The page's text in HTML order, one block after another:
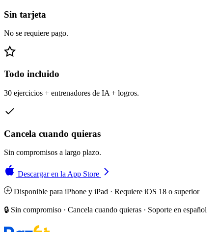
Sin tarjeta
No se requiere pago.
Todo incluido
30 ejercicios + entrenadores de IA + logros.
Cancela cuando quieras
Sin compromisos a largo plazo.
Descargar en la App Store
Disponible para iPhone y iPad · Requiere iOS 18 o superior
🔒 Sin compromiso · Cancela cuando quieras · Soporte en español